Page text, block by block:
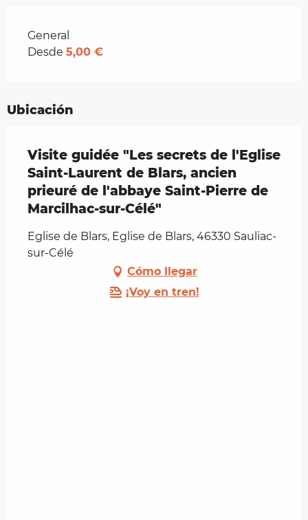
Tarifas 2026
General
Desde 5,00 €
Ubicación
Visite guidée "Les secrets de l'Eglise
Saint-Laurent de Blars, ancien
prieuré de l'abbaye Saint-Pierre de
Marcilhac-sur-Célé"
Eglise de Blars, Eglise de Blars, 46330 Sauliac-
sur-Célé
Cómo llegar
¡Voy en tren!